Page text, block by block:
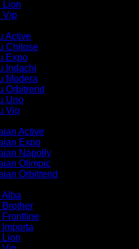
Lion
Vip
Active
Chitose
Expo
Indachi
Modera
Orbitrend
Uno
Vip
Active
Expo
Napolly
Olimpic
Orbitrend
Alba
Brother
Frontline
Importa
Lion